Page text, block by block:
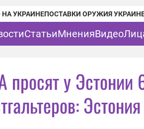
НА УКРАИНЕПОСТАВКИ ОРУЖИЯ
СтатьиМненияВидео
у Эстонии